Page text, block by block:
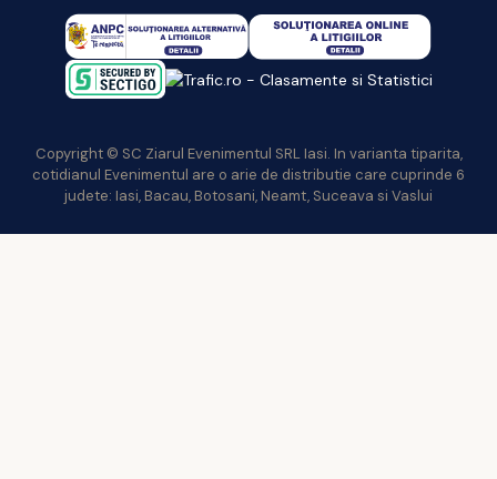
Copyright © SC Ziarul Evenimentul SRL Iasi. In varianta tiparita,
cotidianul Evenimentul are o arie de distributie care cuprinde 6
judete: Iasi, Bacau, Botosani, Neamt, Suceava si Vaslui